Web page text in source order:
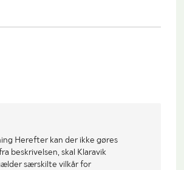
Herefter kan der ikke gøres
beskrivelsen, skal Klaravik
særskilte vilkår for